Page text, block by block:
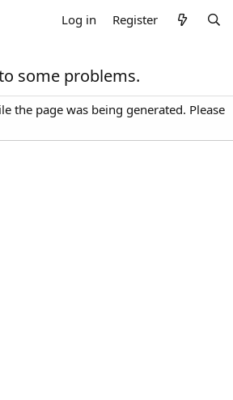
Log in Register
some problems.
the page was being generated. Please